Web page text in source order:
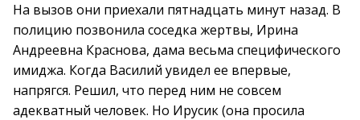
На вызов они приехали пятнадцать минут назад. В
полицию позвонила соседка жертвы, Ирина
Андреевна Краснова, дама весьма специфического
имиджа. Когда Василий увидел ее впервые,
напрягся. Решил, что перед ним не совсем
адекватный человек. Но Ирусик (она просила